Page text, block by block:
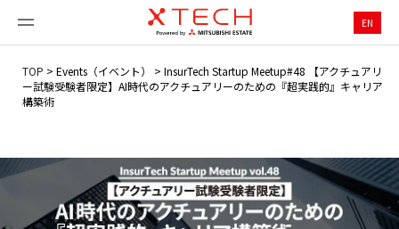
EN
TOP > Events（イベント） > InsurTech Startup Meetup#48 【アクチュアリ
ー試験受験者限定】AI時代のアクチュアリーのための『超実践的』キャリア
構築術